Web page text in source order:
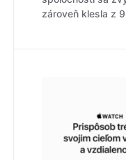
zároveň klesla z